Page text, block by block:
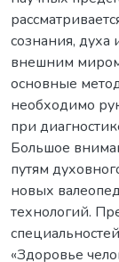
сознания, духа
внешним
основные
необходимо
при
Большое
путям
новых
технологий.
«Здоровье